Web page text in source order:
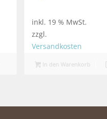
inkl. 19 % MwSt.
zzgl.
Versandkosten
In den Warenkorb